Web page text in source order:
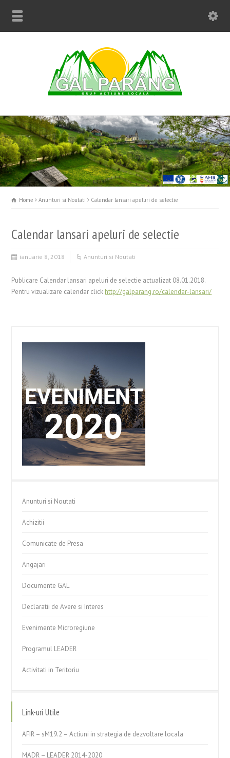
Home Anunturi si Noutati Calendar lansari apeluri de selectie
Calendar lansari apeluri de selectie
ianuarie 8, 2018 Anunturi si Noutati
Publicare Calendar lansari apeluri de selectie actualizat 08.01.2018.
Pentru vizualizare calendar click http://galparang.ro/calendar-lansari/
Anunturi si Noutati
Achizitii
Comunicate de Presa
Angajari
Documente GAL
Declaratii de Avere si Interes
Evenimente Microregiune
Programul LEADER
Activitati in Teritoriu
Link-uri Utile
AFIR – sM19.2 – Actiuni in strategia de dezvoltare locala
MADR – LEADER 2014-2020